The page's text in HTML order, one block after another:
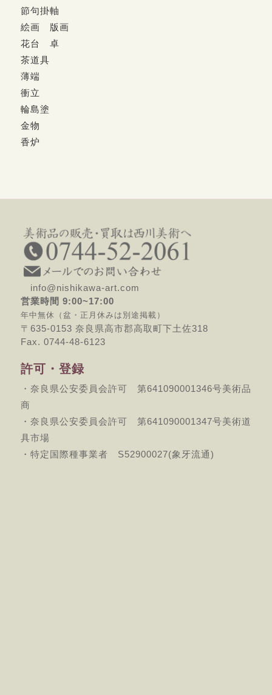
節句掛軸
絵画 版画
花台 卓
茶道具
薄端
衝立
輪島塗
金物
香炉
info@nishikawa-art.com
営業時間 9:00~17:00
年中無休（盆・正月休みは別途掲載）
〒635-0153 奈良県高市郡高取町下土佐318
Fax. 0744-48-6123
許可・登録
・奈良県公安委員会許可 第641090001346号美術品
商
・奈良県公安委員会許可 第641090001347号美術道
具市場
・特定国際種事業者 S52900027(象牙流通)